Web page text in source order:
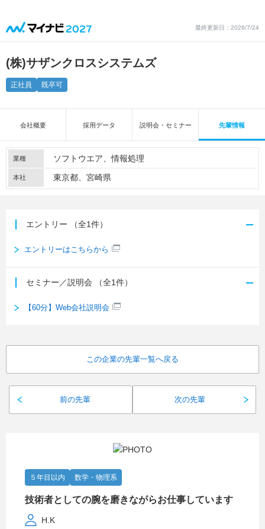
最終更新日：2026/7/24
(株)サザンクロスシステムズ
正社員 既卒可
会社概要 採用データ 説明会・セミナー 先輩情報
業種 ソフトウエア 情報処理
本社 東京都、宮崎県
エントリー （全1件）
エントリーはこちらから
セミナー／説明会 （全1件）
【60分】Web会社説明会
前の先輩
この企業の先輩一覧へ戻る
次の先輩
５年目以内 数学・物理系
技術者としての腕を磨きながらお仕事しています
H.K